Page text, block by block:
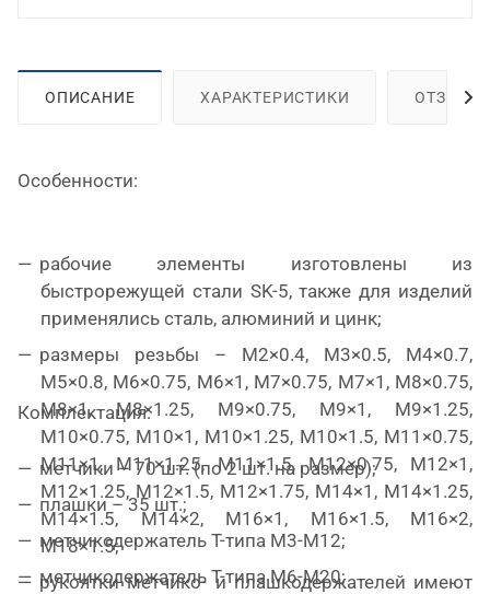
ОПИСАНИЕ ХАРАКТЕРИСТИКИ ОТЗЫВЫ
Особенности:
рабочие элементы изготовлены из
быстрорежущей стали SK-5, также для изделий
применялись сталь, алюминий и цинк;
размеры резьбы – M2×0.4, M3×0.5, M4×0.7,
M5×0.8, M6×0.75, M6×1, M7×0.75, M7×1, M8×0.75,
M8×1, M8×1.25, M9×0.75, M9×1, M9×1.25,
M10×0.75, M10×1, M10×1.25, M10×1.5, M11×0.75,
M11×1, M11×1.25, M11×1.5, M12×0.75, M12×1,
M12×1.25, M12×1.5, M12×1.75, M14×1, M14×1.25,
M14×1.5, M14×2, M16×1, M16×1.5, M16×2,
M18×1.5;
рукоятки метчико- и плашкодержателей имеют
Комплектация:
метчики – 70 шт. (по 2 шт. на размер);
плашки – 35 шт.;
метчикодержатель Т-типа M3-M12;
метчикодержатель Т-типа M6-M20;